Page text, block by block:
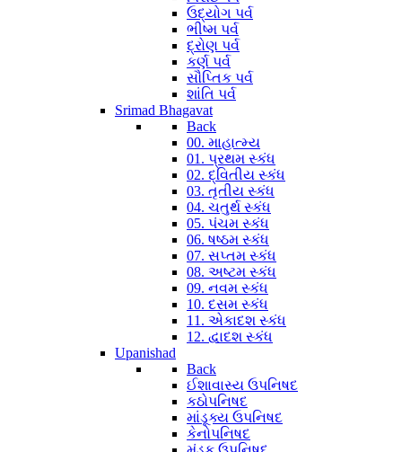
ઉદ્યોગ પર્વ
ભીષ્મ પર્વ
દ્રોણ પર્વ
કર્ણ પર્વ
સૌપ્તિક પર્વ
શાંતિ પર્વ
Srimad Bhagavat
Back
00. માહાત્મ્ય
01. પ્રથમ સ્કંધ
02. દ્વિતીય સ્કંધ
03. તૃતીય સ્કંધ
04. ચતુર્થ સ્કંધ
05. પંચમ સ્કંધ
06. ષષ્ઠમ સ્કંધ
07. સપ્તમ સ્કંધ
08. અષ્ટમ સ્કંધ
09. નવમ સ્કંધ
10. દસમ સ્કંધ
11. એકાદશ સ્કંધ
12. દ્વાદશ સ્કંધ
Upanishad
Back
ઈશાવાસ્ય ઉપનિષદ
કઠોપનિષદ
માંડૂક્ય ઉપનિષદ
કેનોપનિષદ